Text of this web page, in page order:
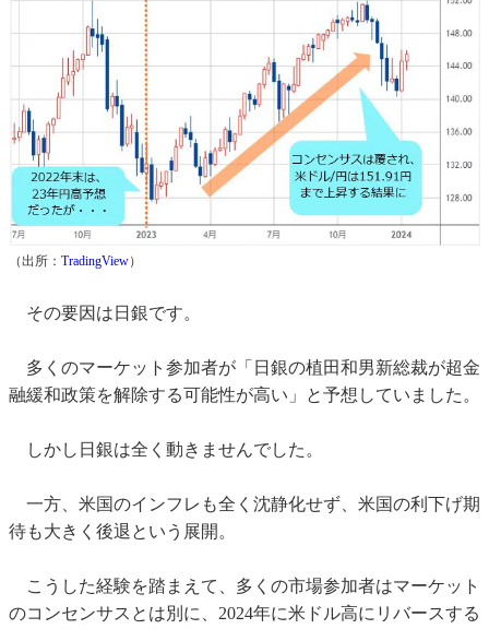
（出所： TradingView）
その要因は日銀です。
多くのマーケット参加者が「日銀の植田和男新総裁が超金
融緩和政策を解除する可能性が高い」と予想していました。
しかし日銀は全く動きませんでした。
一方、米国のインフレも全く沈静化せず、米国の利下げ期
待も大きく後退という展開。
こうした経験を踏まえて、多くの市場参加者はマーケット
のコンセンサスとは別に、2024年に米ドル高にリバースする